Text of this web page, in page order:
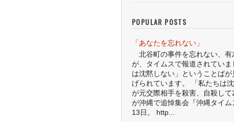
POPULAR POSTS
「あなたを忘れない」
北谷町の事件を忘れない、有
が、タイムスで報道されていま
は沈黙しない」ということば
げられています。 「私たちは
が元交際相手を殺害、自殺し
が沖縄で追悼集会『沖縄タイム
13日。 http...